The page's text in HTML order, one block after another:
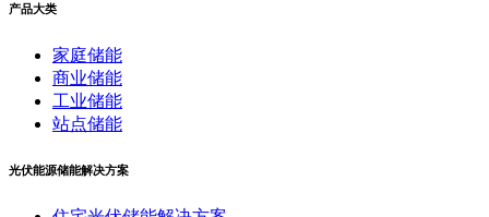
产品大类
家庭储能
商业储能
工业储能
站点储能
光伏能源储能解决方案